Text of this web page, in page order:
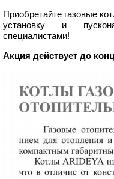
Приобретайте газовые
установку и
специалистами!
Акция действует до